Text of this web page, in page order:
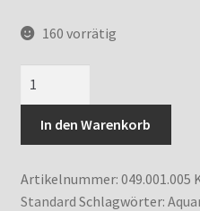
160 vorrätig
Noël
Menge
In den Warenkorb
Artikelnummer: 049.001.005
Standard Schlagwörter: